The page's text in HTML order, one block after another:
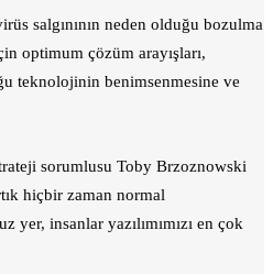
salgınının neden olduğu bozulma
optimum çözüm arayışları,
teknolojinin benimsenmesine ve
sorumlusu Toby Brzoznowski
hiçbir zaman normal
yer, insanlar yazılımımızı en çok